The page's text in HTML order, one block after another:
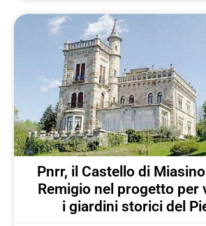
Pnrr, il Castello di
Remigio nel progetto per
i giardini storici del